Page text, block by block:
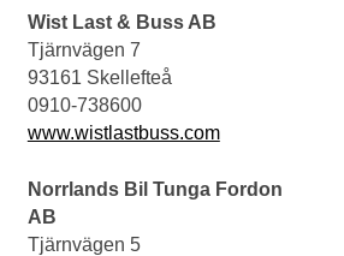
Wist Last & Buss AB
Tjärnvägen 7
93161 Skellefteå
0910-738600
www.wistlastbuss.com
Norrlands Bil Tunga Fordon
AB
Tjärnvägen 5